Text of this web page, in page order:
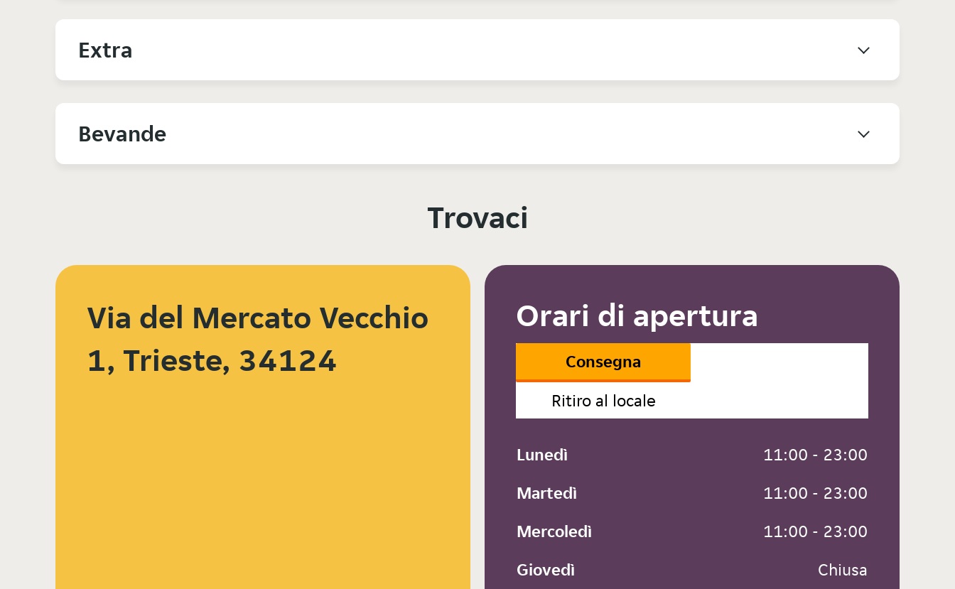
Extra
Bevande
Trovaci
Via del Mercato Vecchio
1, Trieste, 34124
Orari di apertura
Consegna
Ritiro al locale
Lunedì
11:00 - 23:00
Martedì
11:00 - 23:00
Mercoledì
11:00 - 23:00
Giovedì
Chiusa